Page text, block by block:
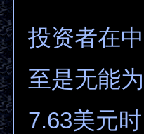
投资者在
至是无能
7.63美元